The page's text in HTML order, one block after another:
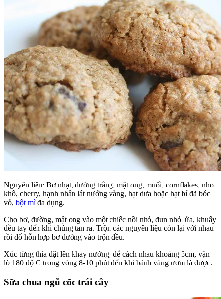
Nguyên liệu: Bơ nhạt, đường trắng, mật ong, muối, cornflakes, nho
khô, cherry, hạnh nhân lát nướng vàng, hạt dưa hoặc hạt bí đã bóc
vỏ, bột mì đa dụng.
Cho bơ, đường, mật ong vào một chiếc nồi nhỏ, đun nhỏ lửa, khuấy
đều tay đến khi chúng tan ra. Trộn các nguyên liệu còn lại với nhau
rồi đổ hỗn hợp bơ đường vào trộn đều.
Xúc từng thìa đặt lên khay nướng, để cách nhau khoảng 3cm, vặn
lò 180 độ C trong vòng 8-10 phút đến khi bánh vàng ươm là được.
Sữa chua ngũ cốc trái cây